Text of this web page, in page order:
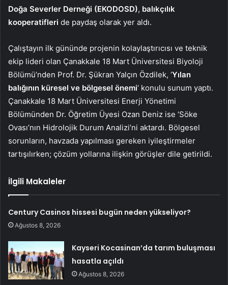
Doğa Severler Derneği (EKODOSD), balıkçılık
kooperatifleri de paydaş olarak yer aldı.
Çalıştayın ilk gününde projenin kolaylaştırıcısı ve teknik
ekip lideri olan Çanakkale 18 Mart Üniversitesi Biyoloji
Bölümü’nden Prof. Dr. Şükran Yalçın Özdilek, ‘Yılan
balığının küresel ve bölgesel önemi‘ konulu sunum yaptı.
Çanakkale 18 Mart Üniversitesi Enerji Yönetimi
Bölümünden Dr. Öğretim Üyesi Ozan Deniz ise ‘Söke
Ovası’nın Hidrolojik Durum Analizi’ni aktardı. Bölgesel
sorunların, havzada yapılması gereken iyileştirmeler
tartışılırken; çözüm yollarına ilişkin görüşler dile getirildi.
İlgili Makaleler
Century Casinos hissesi bugün neden yükseliyor?
Ağustos 8, 2026
Kayseri Kocasinan’da tarım buluşması
hasatla açıldı
Ağustos 8, 2026